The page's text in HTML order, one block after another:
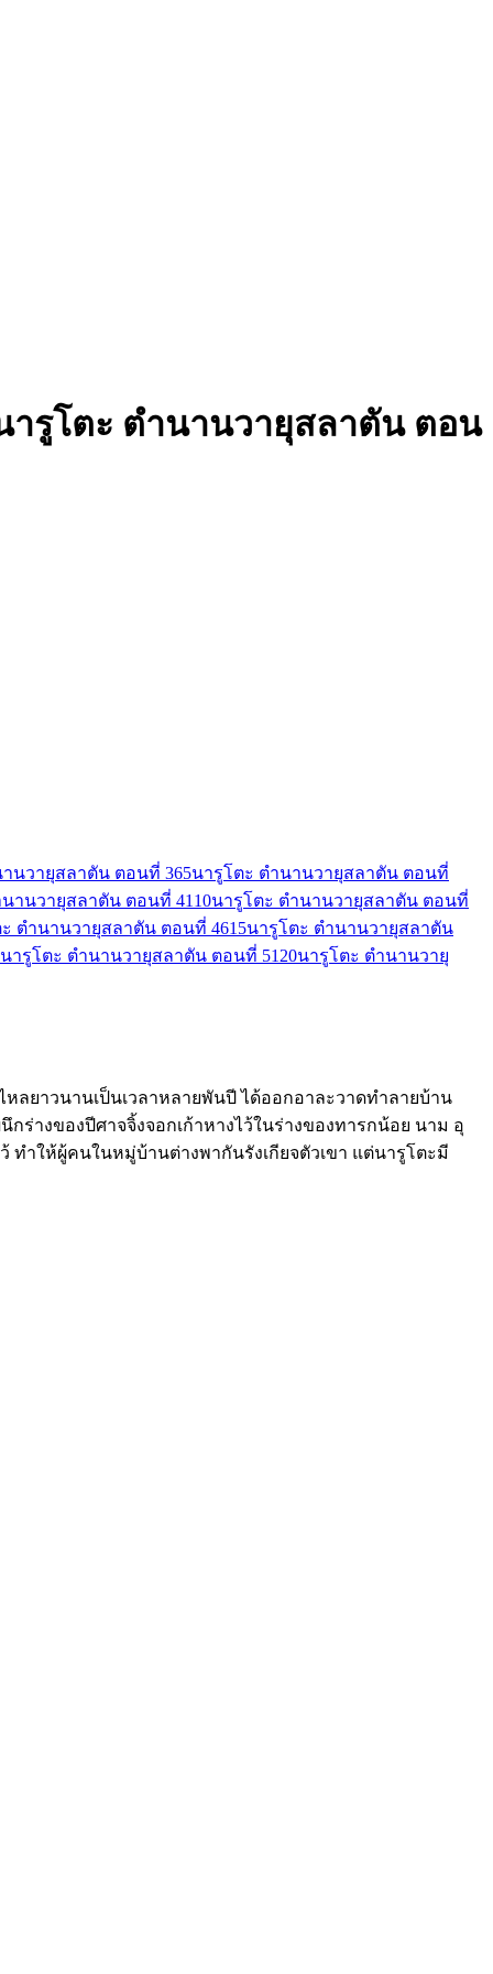
ารูโตะ ตำนานวายุสลาตัน ตอน
นวายุสลาตัน ตอนที่ 365นารูโตะ ตำนานวายุสลาตัน ตอนที่
านวายุสลาตัน ตอนที่ 41 10นารูโตะ ตำนานวายุสลาตัน ตอนที่
ตำนานวายุสลาตัน ตอนที่ 4615นารูโตะ ตำนานวายุสลาตัน
นารูโตะ ตำนานวายุสลาตัน ตอนที่ 51 20นารูโตะ ตำนานวายุ
ลยาวนานเป็นเวลาหลายพันปี ได้ออกอาละวาดทำลายบ้าน
างของปีศาจจิ้งจอกเก้าหางไว้ในร่างของทารกน้อย นาม อุ
ทำให้ผู้คนในหมู่บ้านต่างพากันรังเกียจตัวเขา แต่นารูโตะมี